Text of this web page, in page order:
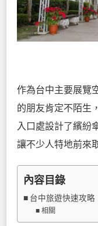
作為台中主要展覽
的朋友肯定不陌生
入口處設計了繽紛
讓不少人特地前來
內容目錄
台中旅遊快速攻略
相關